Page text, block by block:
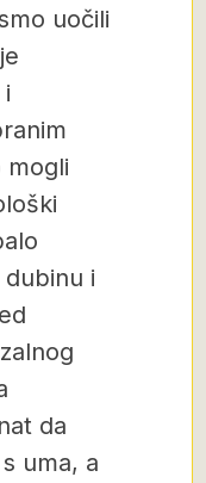
uočili
mogli
i
da
uma, a